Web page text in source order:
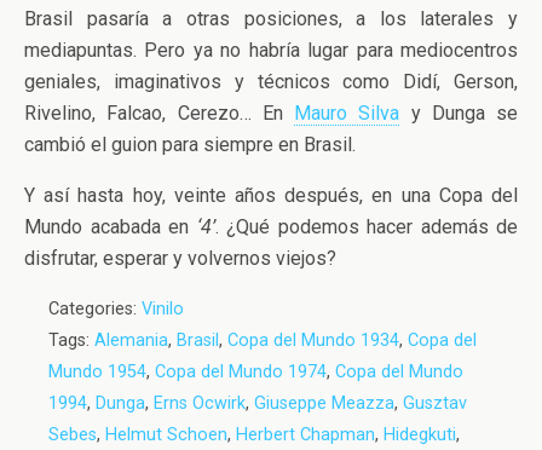
Brasil pasaría a otras posiciones, a los laterales y
mediapuntas. Pero ya no habría lugar para mediocentros
geniales, imaginativos y técnicos como Didí, Gerson,
Rivelino, Falcao, Cerezo… En Mauro Silva y Dunga se
cambió el guion para siempre en Brasil.
Y así hasta hoy, veinte años después, en una Copa del
Mundo acabada en ‘4’. ¿Qué podemos hacer además de
disfrutar, esperar y volvernos viejos?
Categories: Vinilo
Tags: Alemania, Brasil , Copa del Mundo 1934, Copa del
Mundo 1954, Copa del Mundo 1974, Copa del Mundo
1994, Dunga, Erns Ocwirk, Giuseppe Meazza, Gusztav
Sebes, Helmut Schoen, Herbert Chapman, Hidegkuti,